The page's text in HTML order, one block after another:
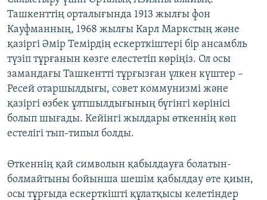
Ташкенттің орталығында 1913 жылғы фон
Кауфманның, 1968 жылғы Карл Маркстың және
қазіргі Әмір Темірдің ескерткіштері бір ансамбль
түзіп тұрғанын көзге елестетіп көріңіз. Ол осы
замандағы Ташкентті тұрғызған үлкен күштер –
Ресей отаршылдығы, совет коммунизмі және
қазіргі өзбек ұлтшылдығының бүгінгі көрінісі
болып шығады. Кейінгі жылдары өткеннің көп
естелігі тып-типыл болды.
Өткеннің қай символын қабылдауға болатын-
болмайтыны бойынша шешім қабылдау өте қиын,
осы тұрғыда ескерткішті құлатқысы келетіндер